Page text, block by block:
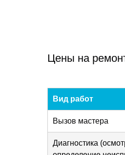
Цены на
Вид работ
Вызов мастера
Диагностика